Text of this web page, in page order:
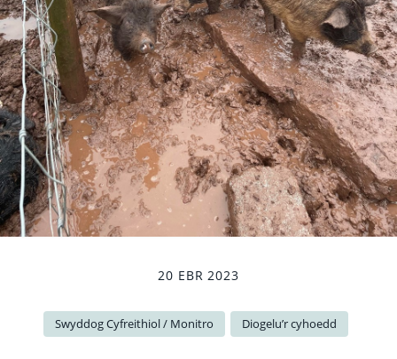
20 EBR 2023
Swyddog Cyfreithiol / Monitro Diogelu’r cyhoedd